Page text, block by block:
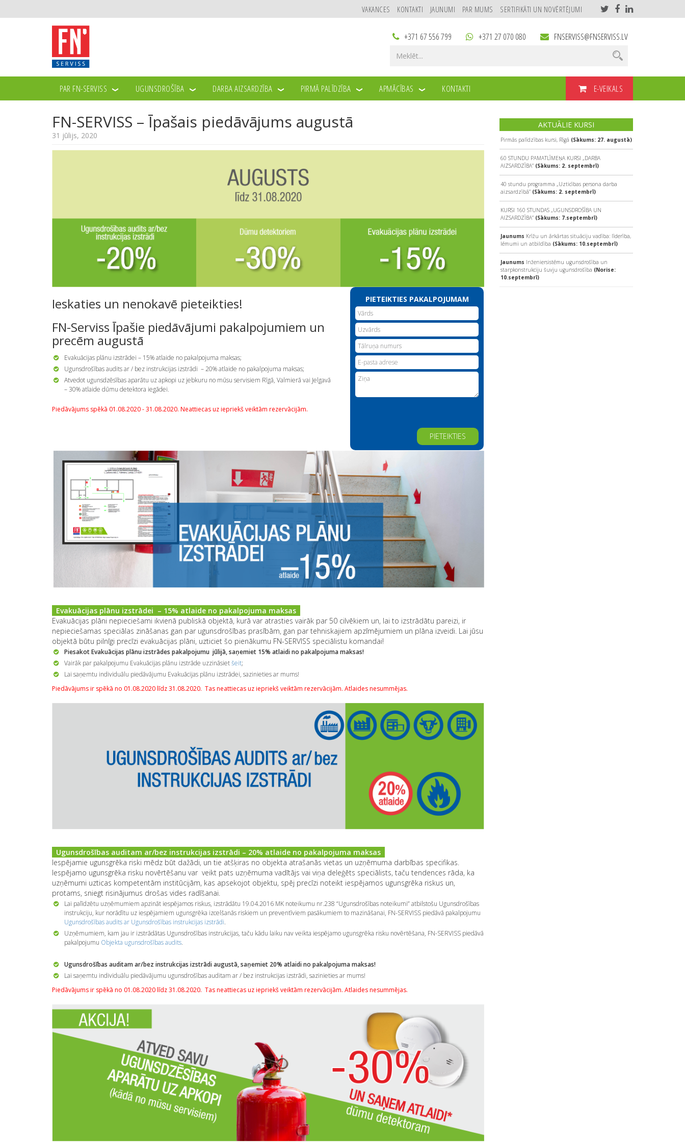
VAKANCES KONTAKTI JAUNUMI PAR MUMS SERTIFIKĀTI UN NOVĒRTĒJUMI
+371 67 556 799 +371 27 070 080 FNSERVISS@FNSERVISS.LV
PAR FN-SERVISS UGUNSDROŠĪBA DARBA AIZSARDZĪBA PIRMĀ PALĪDZĪBA APMĀCĪBAS KONTAKTI E-VEIKALS
>> JAUNUMI >> FN-SERVISS – ĪPAŠAIS PIEDĀVĀJUMS AUGUSTĀ
FN-SERVISS – Īpašais piedāvājums augustā
31 jūlijs, 2020
Ieskaties un nenokavē pieteikties!
FN-Serviss Īpašie piedāvājumi pakalpojumiem un
precēm augustā
Evakuācijas plānu izstrādei – 15% atlaide no pakalpojuma maksas;
Ugunsdrošības audits ar / bez instrukcijas izstrādi – 20% atlaide no pakalpojuma maksas;
Atvedot ugunsdzēsības aparātu uz apkopi uz jebkuru no mūsu servisiem Rīgā, Valmierā vai Jelgavā
– 30% atlaide dūmu detektora iegādei.
Piedāvājums spēkā 01.08.2020 - 31.08.2020. Neattiecas uz iepriekš veiktām rezervācijām.
PIETEIKTIES PAKALPOJUMAM
Alternative:
Evakuācijas plānu izstrādei – 15% atlaide no pakalpojuma maksas
Evakuācijas plāni nepieciešami ikvienā publiskā objektā, kurā var atrasties vairāk par 50 cilvēkiem un, lai to izstrādātu pareizi, ir
nepieciešamas speciālas zināšanas gan par ugunsdrošības prasībām, gan par tehniskajiem apzīmējumiem un plāna izveidi. Lai jūsu
objektā būtu pilnīgi precīzi evakuācijas plāni, uzticiet šo pienākumu FN-SERVISS speciālistu komandai!
Piesakot Evakuācijas plānu izstrādes pakalpojumu jūlijā, saņemiet 15% atlaidi no pakalpojuma maksas!
Vairāk par pakalpojumu Evakuācijas plānu izstrāde uzzināsietšeit;
Lai saņemtu individuālu piedāvājumu Evakuācijas plānu izstrādei, sazinieties ar mums!
Piedāvājums ir spēkā no 01.08.2020 līdz 31.08.2020. Tas neattiecas uz iepriekš veiktām rezervācijām. Atlaides nesummējas.
Ugunsdrošības auditam ar/bez instrukcijas izstrādi – 20% atlaide no pakalpojuma maksas
Iespējamie ugunsgrēka riski mēdz būt dažādi, un tie atšķiras no objekta atrašanās vietas un uzņēmuma darbības specifikas.
Iespējamo ugunsgrēka risku novērtēšanu var veikt pats uzņēmuma vadītājs vai viņa deleģēts speciālists, taču tendences rāda, ka
uzņēmumi uzticas kompetentām institūcijām, kas apsekojot objektu, spēj precīzi noteikt iespējamos ugunsgrēka riskus un,
protams, sniegt risinājumus drošas vides radīšanai.
Lai palīdzētu uzņēmumiem apzināt iespējamos riskus, izstrādātu 19.04.2016 MK noteikumu nr.238 “Ugunsdrošības noteikumi” atbilstošu Ugunsdrošības
instrukciju, kur norādītu uz iespējamiem ugunsgrēka izcelšanās riskiem un preventīviem pasākumiem to mazināšanai, FN-SERVISS piedāvā pakalpojumu
Ugunsdrošības audits ar Ugunsdrošības instrukcijas izstrādi.
Uzņēmumiem, kam jau ir izstrādātas Ugunsdrošības instrukcijas, taču kādu laiku nav veikta iespējamo ugunsgrēka risku novērtēšana, FN-SERVISS piedāvā
pakalpojumu Objekta ugunsdrošības audits.
Ugunsdrošības auditam ar/bez instrukcijas izstrādiaugustā, saņemiet 20% atlaidi no pakalpojuma maksas!
Lai saņemtu individuālu piedāvājumu ugunsdrošības auditam ar / bez instrukcijas izstrādi, sazinieties ar mums!
Piedāvājums ir spēkā no 01.08.2020 līdz 31.08.2020. Tas neattiecas uz iepriekš veiktām rezervācijām. Atlaides nesummējas.
AKTUĀLIE KURSI
Pirmās palīdzības kursi, Rīgā (Sākums: 27. augustā)
60 STUNDU PAMATLĪMEŅA KURSI „DARBA
AIZSARDZĪBA” (Sākums: 2. septembrī)
40 stundu programma „Uzticības persona darba
aizsardzībā” (Sākums: 2. septembrī)
KURSI 160 STUNDAS „UGUNSDROŠĪBA UN
AIZSARDZĪBA”(Sākums: 7.septembrī)
Jaunums Krīžu un ārkārtas situāciju vadība: līderība,
lēmumi un atbildība (Sākums: 10.septembrī)
Jaunums Inženiersistēmu ugunsdrošība un
starpkonstrukciju šuvju ugunsdrošība (Norise:
10.septembrī)